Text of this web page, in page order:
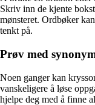
Skriv inn de kjente
mønsteret. Ordbøker
tenkt på.
Prøv med
Noen ganger kan
vanskeligere å løse
hjelpe deg med å finne